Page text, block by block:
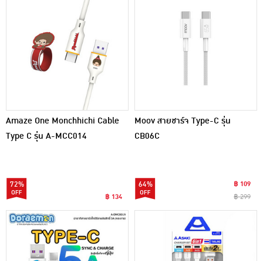
Amaze One Monchhichi Cable
Type C รุ่น A-MCC014
72%
฿ 134
Moov สายชาร์จ Type-C รุ่น
CB06C
64%
฿ 109
฿ 299